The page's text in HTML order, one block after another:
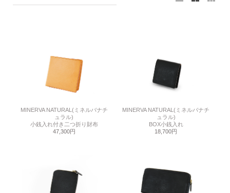
MINERVA NATURAL(ミネルバナチ
ュラル)
小銭入れ付き二つ折り財布
47,300円
MINERVA NATURAL(ミネルバナチ
ュラル)
BOX小銭入れ
18,700円